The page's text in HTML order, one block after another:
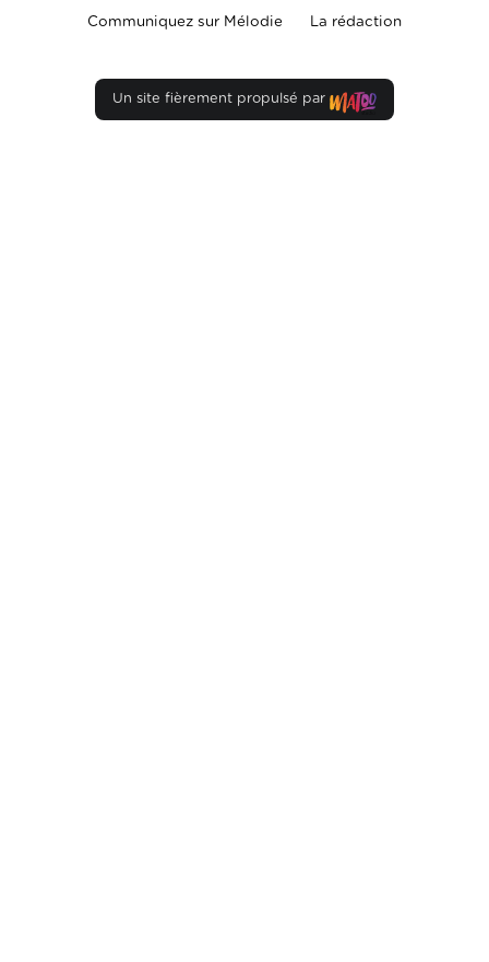
Communiquez sur Mélodie La rédaction
Un site fièrement propulsé par